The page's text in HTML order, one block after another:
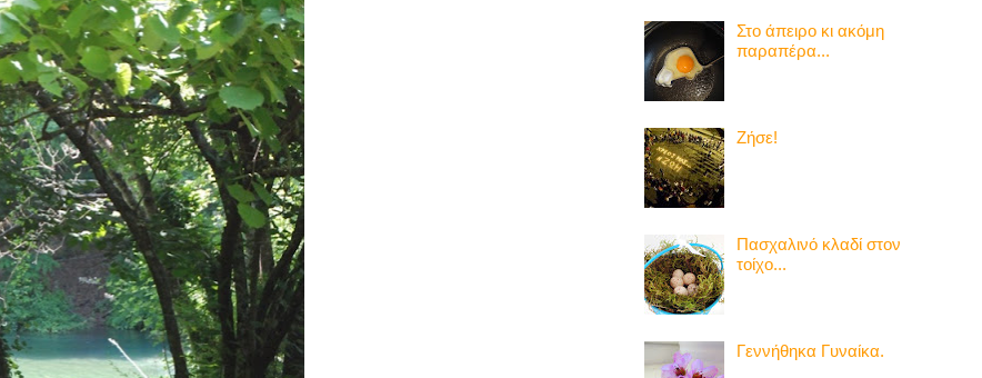
Στο άπειρο κι ακόμη
παραπέρα...
Ζήσε!
Πασχαλινό κλαδί στον
τοίχο...
Γεννήθηκα Γυναίκα.